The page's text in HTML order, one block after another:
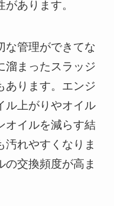
あります。
な管理ができてな
溜まったスラッジ
あります。エンジ
ル上がりやオイル
オイルを減らす結
汚れやすくなりま
の交換頻度が高ま